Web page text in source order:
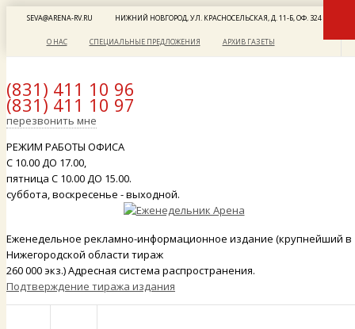
SEVA@ARENA-RV.RU НИЖНИЙ НОВГОРОД, УЛ. КРАСНОСЕЛЬСКАЯ, Д. 11-Б, ОФ. 324
О НАС СПЕЦИАЛЬНЫЕ ПРЕДЛОЖЕНИЯ АРХИВ ГАЗЕТЫ
x
(831) 411 10 96
(831) 411 10 97
перезвонить мне
РЕЖИМ РАБОТЫ ОФИСА
С 10.00 ДО 17.00,
пятница С 10.00 ДО 15.00.
суббота, воскресенье - выходной.
Еженедельное рекламно-информационное издание (крупнейший в
Нижегородской области тираж
260 000 экз.) Адресная система распространения.
Подтверждение тиража издания